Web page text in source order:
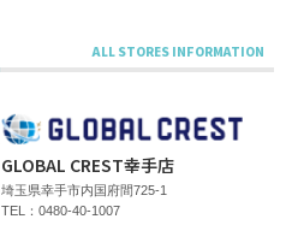
GLOBAL CREST幸手店
埼玉県幸手市内国府間725-1
TEL：0480-40-1007